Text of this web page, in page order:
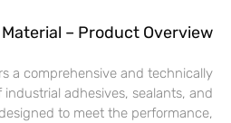
Material – Product Overview
a comprehensive and technically
adhesives, sealants, and
to meet the performance,